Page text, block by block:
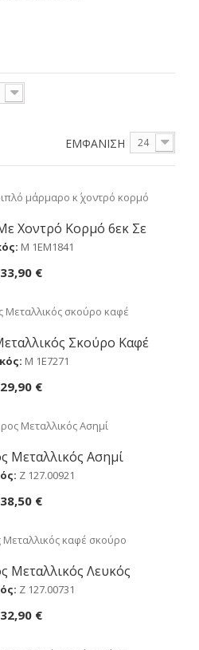
ΕΜΦΆΝΙΣΗ 24
Αγορά
Χοντρό Κορμό 6εκ Σε
Μ 1ΕΜ1841
33,90 €
Αγορά Σκούρο Καφέ
Μ 1Ε7271
29,90 €
Αγορά
Μεταλλικός Ασημί
Ζ 127.00921
38,50 €
Αγορά
Μεταλλικός Λευκός
Ζ 127.00731
32,90 €